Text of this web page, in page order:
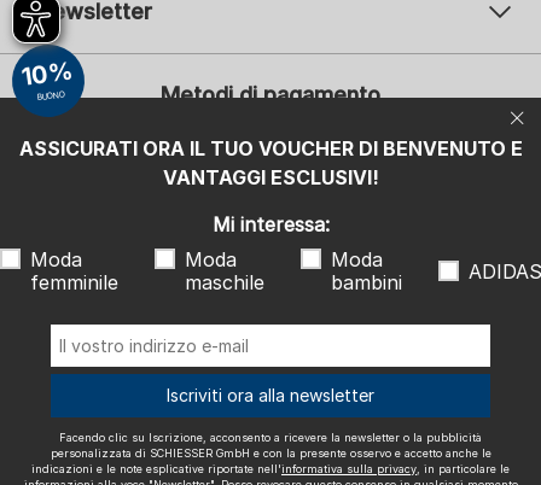
Newsletter
Il vostro indirizzo e-mail
Iscrizione
Mi interessa:
Moda femminile
Moda maschile
ADIDAS
Facendo clic su Iscrizione, acconsento a ricevere la newsletter o la
pubblicità personalizzata di SCHIESSER GmbH e con la presente
"Newsletter". Posso revocare questo consenso in qualsiasi momento
con effetto futuro.
Metodi di pagamento
Spediamo con
ASSICURATI ORA IL TUO VOUCHER DI BENVENUTO E
VANTAGGI ESCLUSIVI!
10%
BUONO
Mi interessa:
Moda
femminile
Moda
maschile
Moda
bambini
ADIDAS
Iscriviti ora alla newsletter
Facendo clic su Iscrizione, acconsento a ricevere la newsletter o la pubblicità
personalizzata di SCHIESSER GmbH e con la presente osservo e accetto anche le
indicazioni e le note esplicative riportate nell'informativa sulla privacy , in particolare le